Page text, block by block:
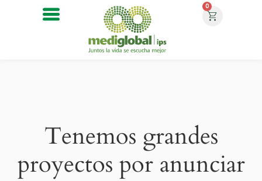
0
Tenemos grandes
proyectos por anunciar